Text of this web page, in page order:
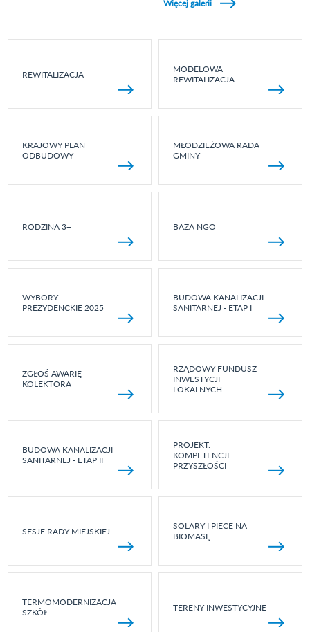
Więcej galerii
REWITALIZACJA
MODELOWA
REWITALIZACJA
KRAJOWY PLAN
ODBUDOWY
MŁODZIEŻOWA RADA
GMINY
RODZINA 3+ BAZA NGO
WYBORY
PREZYDENCKIE 2025
BUDOWA KANALIZACJI
SANITARNEJ - ETAP I
ZGŁOŚ AWARIĘ
KOLEKTORA
RZĄDOWY FUNDUSZ
INWESTYCJI
LOKALNYCH
BUDOWA KANALIZACJI
SANITARNEJ - ETAP II
PROJEKT:
KOMPETENCJE
PRZYSZŁOŚCI
SESJE RADY MIEJSKIEJ
SOLARY I PIECE NA
BIOMASĘ
TERMOMODERNIZACJA
SZKÓŁ
TERENY INWESTYCYJNE